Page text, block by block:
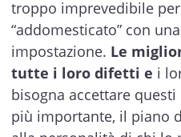
troppo imprevedibile
“addomesticato” con
impostazione. Le
tutte i loro difetti e i
bisogna accettare
più importante, il piano